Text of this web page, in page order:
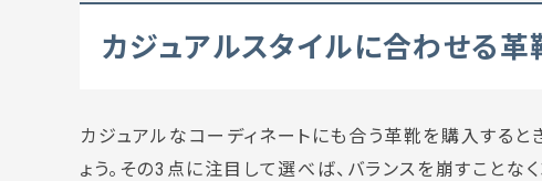
カジュアルスタイルに合わせる革
カジュアルなコーディネートにも合う革靴を購入すると
ょう。その3点に注目して選べば、バランスを崩すこと